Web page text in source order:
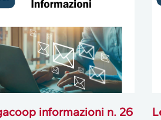
informazioni n. 26